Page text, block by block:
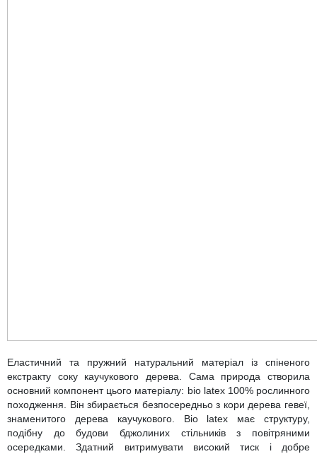
Еластичний та пружний натуральний матеріал із спіненого
екстракту соку каучукового дерева. Сама природа створила
основний компонент цього матеріалу: bio latex 100% рослинного
походження. Він збирається безпосередньо з кори дерева гевеї,
знаменитого дерева каучукового. Bio latex має структуру,
подібну до будови бджолиних стільників з повітряними
осередками. Здатний витримувати високий тиск і добре